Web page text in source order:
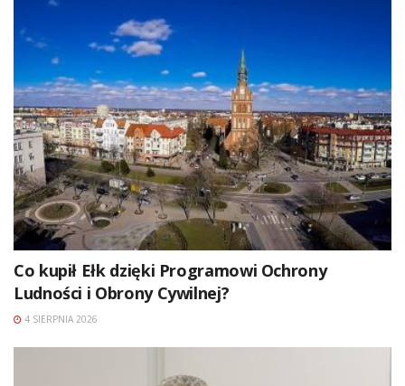
Co kupił Ełk dzięki Programowi Ochrony
Ludności i Obrony Cywilnej?
4 SIERPNIA 2026